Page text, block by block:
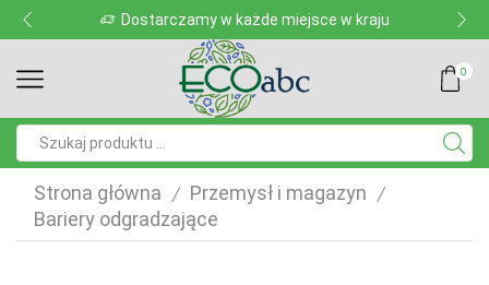
Dostarczamy w każde miejsce w kraju
0
Strona główna / Przemysł i magazyn /
Bariery odgradzające